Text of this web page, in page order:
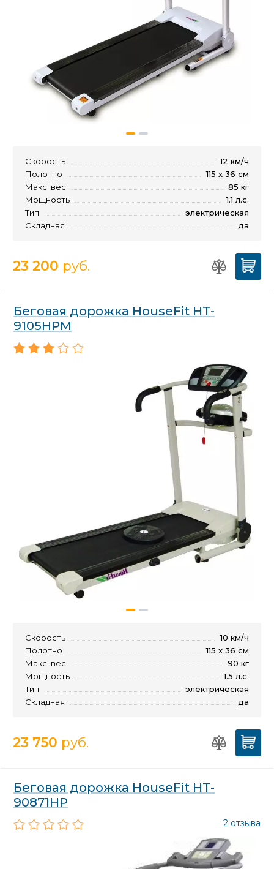
Скорость
12 км/ч
Полотно
115 х 36 см
Макс. вес
85 кг
Мощность
1.1 л.с.
Тип
электрическая
Складная
да
23 200 руб.
Беговая дорожка HouseFit HT-
9105HPM
Скорость
10 км/ч
Полотно
115 х 36 см
Макс. вес
90 кг
Мощность
1.5 л.с.
Тип
электрическая
Складная
да
23 750 руб.
Беговая дорожка HouseFit HT-
90871HP
2 отзыва